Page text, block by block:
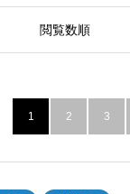
閲覧数順
1 2 3